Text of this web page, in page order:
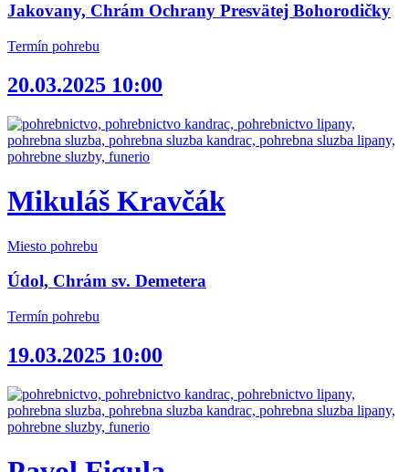
Jakovany, Chrám Ochrany Presvätej Bohorodičky
Termín pohrebu
20.03.2025 10:00
Mikuláš Kravčák
Miesto pohrebu
Údol, Chrám sv. Demetera
Termín pohrebu
19.03.2025 10:00